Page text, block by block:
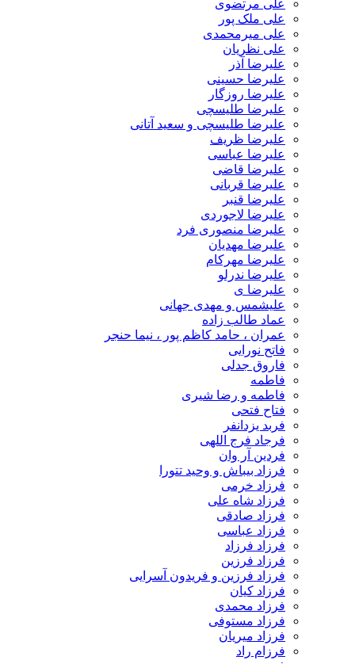
علی مرتضوی
علی ملک پور
علی میرمحمدی
علی نظریان
علیرضا آذر
علیرضا حسینی
علیرضا روزگار
علیرضا طلیسچی
علیرضا طلیسچی و سعید آتانی
علیرضا ظریف
علیرضا عباسی
علیرضا قاضی
علیرضا قربانی
علیرضا قنبر
علیرضا لاجوردی
علیرضا منصوری فرد
علیرضا مهدیان
علیرضا مهرکام
علیرضا ندرلو
علیرضا ی
علیشمس و مهدی جهانی
عماد طالب زاده
عمران ، حامد کاظم پور ، نیما حنجر
فاتح نورایی
فاروق جدلی
فاطمه
فاطمه و رضا شیری
فتاح فتحی
فربد یزدانفر
فرجاد فرج اللهی
فردین آر وان
فرزاد بیباش و وحید تتورا
فرزاد خرمی
فرزاد شاه علی
فرزاد صادقی
فرزاد عباسی
فرزاد فرزاد
فرزاد فرزین
فرزاد فرزین و فریدون آسرایی
فرزاد کیان
فرزاد محمدی
فرزاد مستوفی
فرزاد میریان
فرزام راد